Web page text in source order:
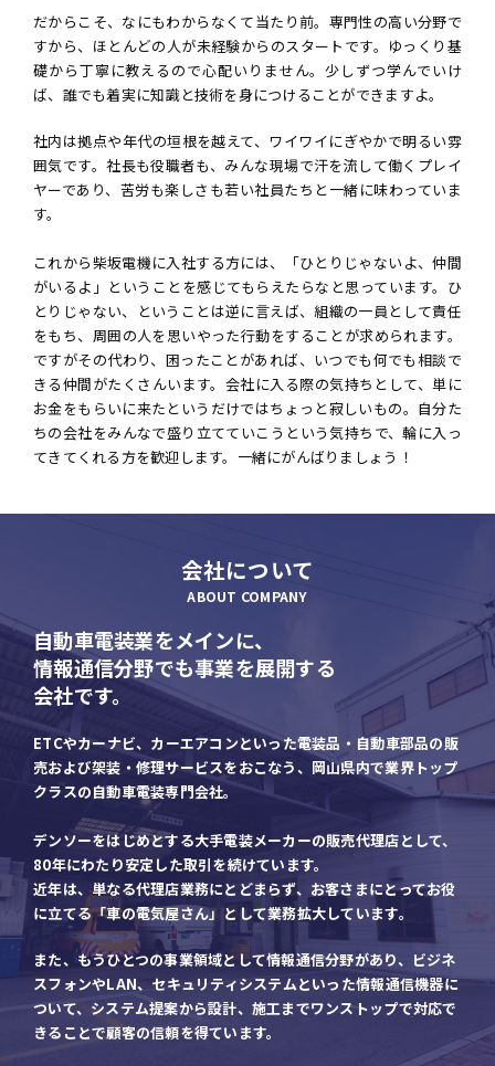
だからこそ、なにもわからなくて当たり前。専門性の高い分野で
すから、ほとんどの人が未経験からのスタートです。ゆっくり基
礎から丁寧に教えるので心配いりません。少しずつ学んでいけ
ば、誰でも着実に知識と技術を身につけることができますよ。
社内は拠点や年代の垣根を越えて、ワイワイにぎやかで明るい雰
囲気です。社長も役職者も、みんな現場で汗を流して働くプレイ
ヤーであり、苦労も楽しさも若い社員たちと一緒に味わっていま
す。
これから柴坂電機に入社する方には、「ひとりじゃないよ、仲間
がいるよ」ということを感じてもらえたらなと思っています。ひ
とりじゃない、ということは逆に言えば、組織の一員として責任
をもち、周囲の人を思いやった行動をすることが求められます。
ですがその代わり、困ったことがあれば、いつでも何でも相談で
きる仲間がたくさんいます。会社に入る際の気持ちとして、単に
お金をもらいに来たというだけではちょっと寂しいもの。自分た
ちの会社をみんなで盛り立てていこうという気持ちで、輪に入っ
てきてくれる方を歓迎します。一緒にがんばりましょう！
会社について
ABOUT COMPANY
自動車電装業をメインに、
情報通信分野でも事業を展開する
会社です。
ETCやカーナビ、カーエアコンといった電装品・自動車部品の販
売および架装・修理サービスをおこなう、岡山県内で業界トップ
クラスの自動車電装専門会社。
デンソーをはじめとする大手電装メーカーの販売代理店として、
80年にわたり安定した取引を続けています。
近年は、単なる代理店業務にとどまらず、お客さまにとってお役
に立てる「車の電気屋さん」として業務拡大しています。
また、もうひとつの事業領域として情報通信分野があり、 ビジネ
スフォンやLAN、セキュリティシステムといった情報通信機器に
ついて、 システム提案から設計、施工までワンストップで対応で
きることで顧客の信頼を得ています。